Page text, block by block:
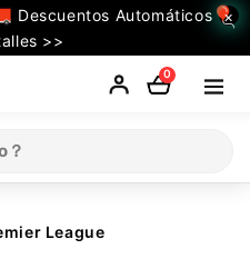
Descuentos Automáticos
>>
×
0
League